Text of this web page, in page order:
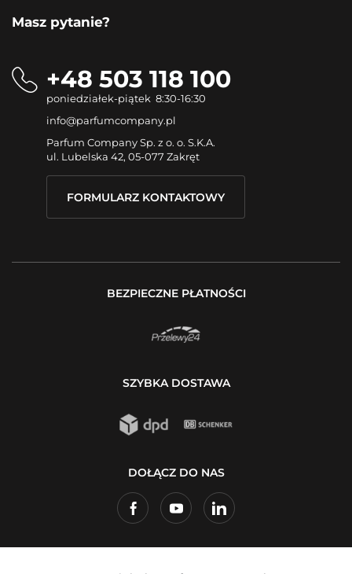
Masz pytanie?
+48 503 118 100
poniedziałek-piątek 8:30-16:30
info@parfumcompany.pl
Parfum Company Sp. z o. o. S.K.A.
ul. Lubelska 42, 05-077 Zakręt
FORMULARZ KONTAKTOWY
BEZPIECZNE PŁATNOŚCI
SZYBKA DOSTAWA
DOŁĄCZ DO NAS